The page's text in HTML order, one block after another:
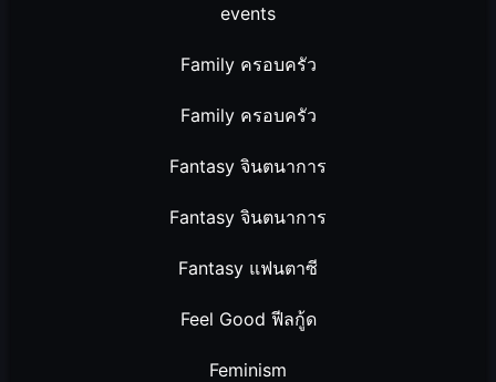
events
Family ครอบครัว
Family ครอบครัว
Fantasy จินตนาการ
Fantasy จินตนาการ
Fantasy แฟนตาซี
Feel Good ฟีลกู้ด
Feminism